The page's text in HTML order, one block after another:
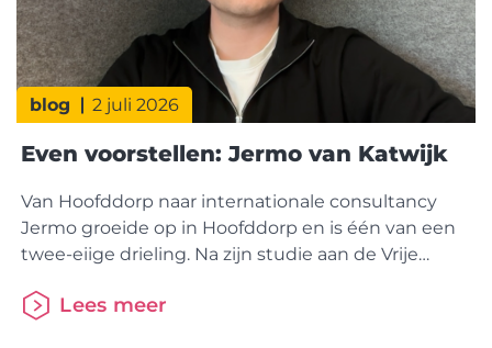
blog 2 juli 2026
Even voorstellen: Jermo van Katwijk
Van Hoofddorp naar internationale consultancy
Jermo groeide op in Hoofddorp en is één van een
twee-eiige drieling. Na zijn studie aan de Vrije
opleiding aan de Ludwig Maximilian Universität
Lees meer